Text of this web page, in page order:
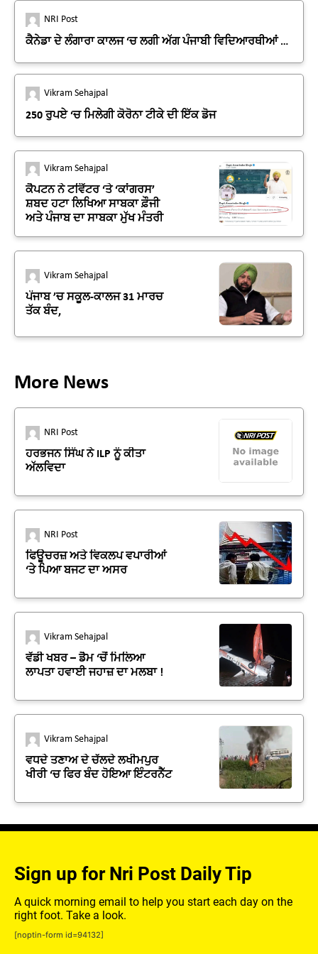
NRI Post
ਕੈਨੇਡਾ ਦੇ ਲੰਗਾਰਾ ਕਾਲਜ ‘ਚ ਲਗੀ ਅੱਗ ਪੰਜਾਬੀ ਵਿਦਿਆਰਥੀਆਂ ਦਾ
Vikram Sehajpal
250 ਰੁਪਏ ‘ਚ ਮਿਲੇਗੀ ਕੋਰੋਨਾ ਟੀਕੇ ਦੀ ਇੱਕ ਡੋਜ
Vikram Sehajpal
ਕੈਪਟਨ ਨੇ ਟਵਿੱਟਰ ‘ਤੇ ‘ਕਾਂਗਰਸ’
ਸ਼ਬਦ ਹਟਾ ਲਿਖਿਆ ਸਾਬਕਾ ਫ਼ੌਜੀ
ਅਤੇ ਪੰਜਾਬ ਦਾ ਸਾਬਕਾ ਮੁੱਖ ਮੰਤਰੀ
Vikram Sehajpal
ਪੰਜਾਬ ’ਚ ਸਕੂਲ-ਕਾਲਜ 31 ਮਾਰਚ
ਤੱਕ ਬੰਦ,
More News
NRI Post
ਹਰਭਜਨ ਸਿੰਘ ਨੇ ILP ਨੂੰ ਕੀਤਾ
ਅੱਲਵਿਦਾ
NRI Post
ਫਿਊਚਰਜ਼ ਅਤੇ ਵਿਕਲਪ ਵਪਾਰੀਆਂ
‘ਤੇ ਪਿਆ ਬਜਟ ਦਾ ਅਸਰ
Vikram Sehajpal
ਵੱਡੀ ਖਬਰ – ਡੈਮ ‘ਚੋਂ ਮਿਲਿਆ
ਲਾਪਤਾ ਹਵਾਈ ਜਹਾਜ਼ ਦਾ ਮਲਬਾ !
Vikram Sehajpal
ਵਧਦੇ ਤਣਾਅ ਦੇ ਚੱਲਦੇ ਲਖੀਮਪੁਰ
ਖੀਰੀ ‘ਚ ਫਿਰ ਬੰਦ ਹੋਇਆ ਇੰਟਰਨੈੱਟ
Sign up for Nri Post Daily Tip
A quick morning email to help you start each day on the
right foot. Take a look.
[noptin-form id=94132]